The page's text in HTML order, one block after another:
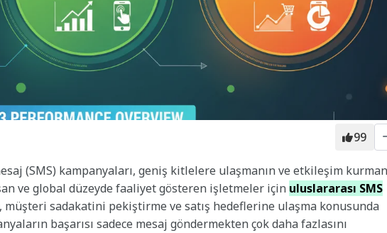
99
(SMS) kampanyaları, geniş kitlelere ulaşmanın ve etkileşim
ve global düzeyde faaliyet gösteren işletmeler için uluslararası SMS
sadakatini pekiştirme ve satış hedeflerine ulaşma konusunda
başarısı sadece mesaj göndermekten çok daha fazlasını